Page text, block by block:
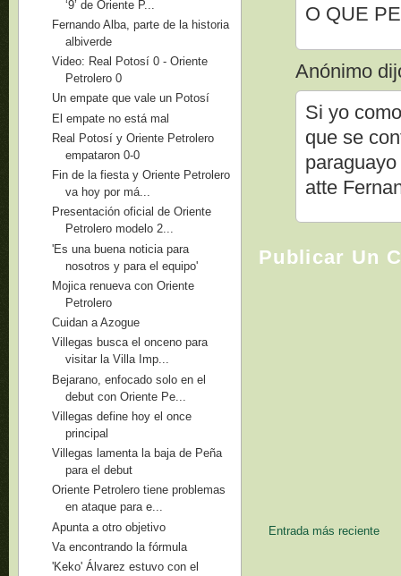
O QUE
Anónimo
Si yo
que se
atte
Publicar Un
Entrada más reciente
‘9’ de Oriente P...
Fernando Alba, parte de la historia
albiverde
Video: Real Potosí 0 - Oriente
Petrolero 0
Un empate que vale un Potosí
El empate no está mal
Real Potosí y Oriente Petrolero
empataron 0-0
Fin de la fiesta y Oriente Petrolero
va hoy por má...
Presentación oficial de Oriente
Petrolero modelo 2...
'Es una buena noticia para
nosotros y para el equipo'
Mojica renueva con Oriente
Petrolero
Cuidan a Azogue
Villegas busca el onceno para
visitar la Villa Imp...
Bejarano, enfocado solo en el
debut con Oriente Pe...
Villegas define hoy el once
principal
Villegas lamenta la baja de Peña
para el debut
Oriente Petrolero tiene problemas
en ataque para e...
Apunta a otro objetivo
Va encontrando la fórmula
'Keko' Álvarez estuvo con el